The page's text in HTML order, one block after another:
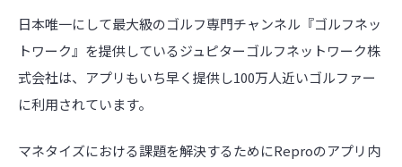
日本唯一にして最大級のゴルフ専門チャンネル『ゴルフネッ
トワーク』を提供しているジュピターゴルフネットワーク株
式会社は、アプリもいち早く提供し100万人近いゴルファー
に利用されています。
マネタイズにおける課題を解決するためにReproのアプリ内